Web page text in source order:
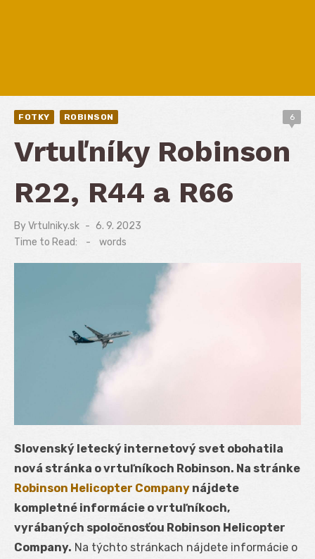
FOTKY ROBINSON 6
Vrtuľníky Robinson
R22, R44 a R66
ByVrtulniky.sk
Posted
on
6. 9. 2023
Time to Read:
- words
Slovenský letecký internetový svet obohatila
nová stránka o vrtuľníkoch Robinson. Na stránke
Robinson Helicopter Company nájdete
kompletné informácie o vrtuľníkoch,
vyrábaných spoločnosťou Robinson Helicopter
Company. Na týchto stránkach nájdete informácie o